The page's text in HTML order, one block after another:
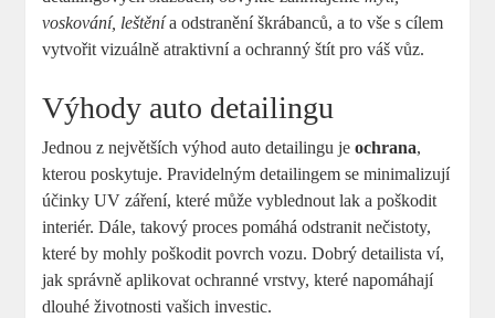
voskování, leštěnía odstranění škrábanců, ⁤a to vše s cílem
vytvořit vizuálně atraktivní a ochranný štít pro ‌váš‌ vůz.
Výhody auto ⁢detailingu
Jednou z největších výhod auto detailingu jeochrana,
kterou poskytuje. Pravidelným detailingem se minimalizují
účinky UV záření, které může vyblednout lak ​a poškodit
interiér. Dále, takový proces ‍pomáhá odstranit nečistoty,
které by mohly poškodit povrch ​vozu.​ Dobrý detailista ví,
jak správně aplikovat ochranné vrstvy, které napomáhají‌
dlouhé životnosti vašich investic. ⁣